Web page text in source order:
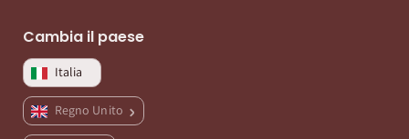
Cambia il paese
Italia
Regno Unito